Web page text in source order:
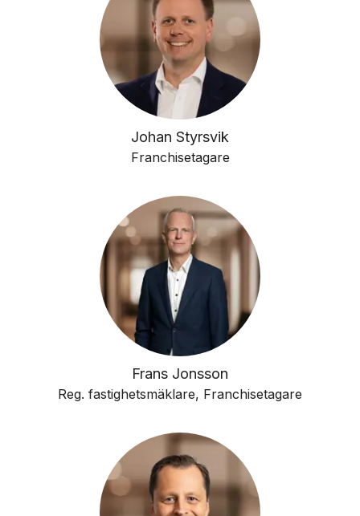
Johan Styrsvik
Franchisetagare
Frans Jonsson
Reg. fastighetsmäklare, Franchisetagare